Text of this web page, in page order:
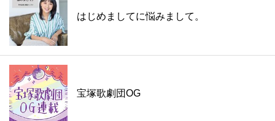
はじめましてに悩みまして。
宝塚歌劇団OG